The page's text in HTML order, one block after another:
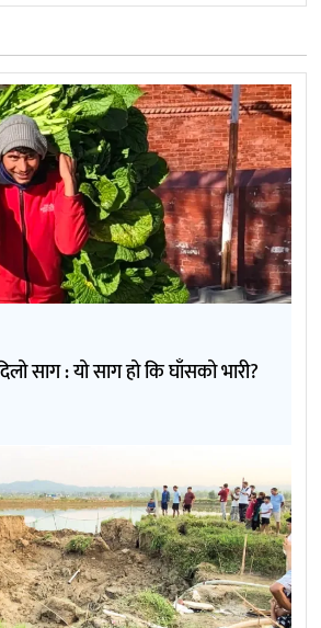
साग : यो साग हो कि घाँसको भारी?